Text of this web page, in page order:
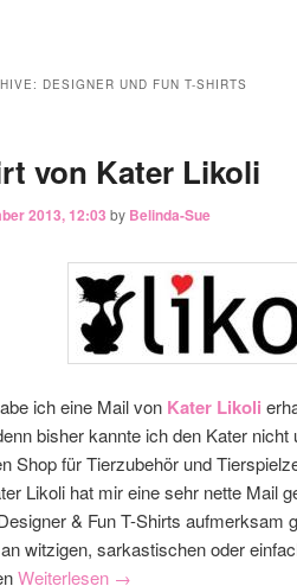
DESIGNER UND FUN T-SHIRTS
von Kater Likoli
2013, 12:03 by Belinda-Sue
ich eine Mail von Kater Likoli
bisher kannte ich den Kater
Shop für Tierzubehör und
Likoli hat mir eine sehr nette Mail
& Fun T-Shirts aufmerksam
witzigen, sarkastischen oder
Weiterlesen →